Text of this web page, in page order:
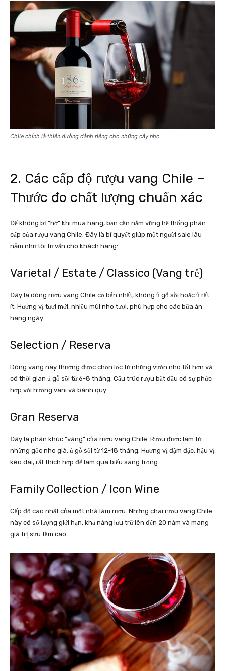
Chile chính là thiên đường dành riêng cho những cây nho
2. Các cấp độ rượu vang Chile –
Thước đo chất lượng chuẩn xác
Để không bị “hớ” khi mua hàng, bạn cần nắm vững hệ thống phân
cấp của rượu vang Chile. Đây là bí quyết giúp một người sale lâu
năm như tôi tư vấn cho khách hàng:
Varietal / Estate / Classico (Vang trẻ)
Đây là dòng rượu vang Chile cơ bản nhất, không ủ gỗ sồi hoặc ủ rất
ít. Hương vị tươi mới, nhiều mùi nho tươi, phù hợp cho các bữa ăn
hàng ngày.
Selection / Reserva
Dòng vang này thường được chọn lọc từ những vườn nho tốt hơn và
có thời gian ủ gỗ sồi từ 6-8 tháng. Cấu trúc rượu bắt đầu có sự phức
hợp với hương vani và bánh quy.
Gran Reserva
Đây là phân khúc “vàng” của rượu vang Chile. Rượu được làm từ
những gốc nho già, ủ gỗ sồi từ 12-18 tháng. Hương vị đậm đặc, hậu vị
kéo dài, rất thích hợp để làm quà biếu sang trọng.
Family Collection / Icon Wine
Cấp độ cao nhất của một nhà làm rượu. Những chai rượu vang Chile
này có số lượng giới hạn, khả năng lưu trữ lên đến 20 năm và mang
giá trị sưu tầm cao.